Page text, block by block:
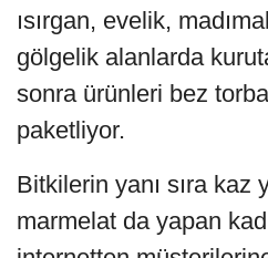
ısırgan, evelik,
gölgelik alanlarda
sonra ürünleri bez
paketliyor.
Bitkilerin yanı sıra kaz
marmelat da yapan